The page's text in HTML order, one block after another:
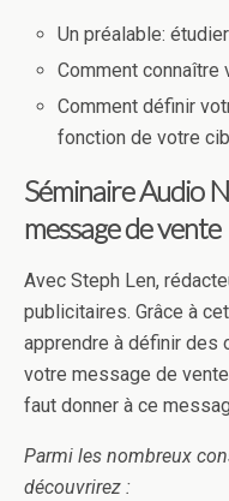
Un préalable:
Comment connaître
Comment définir
fonction de votre
Séminaire Audio
message de vente
Avec Steph Len,
publicitaires. Grâce à
apprendre à définir des
votre message de
faut donner à ce
Parmi les nombreux
découvrirez :